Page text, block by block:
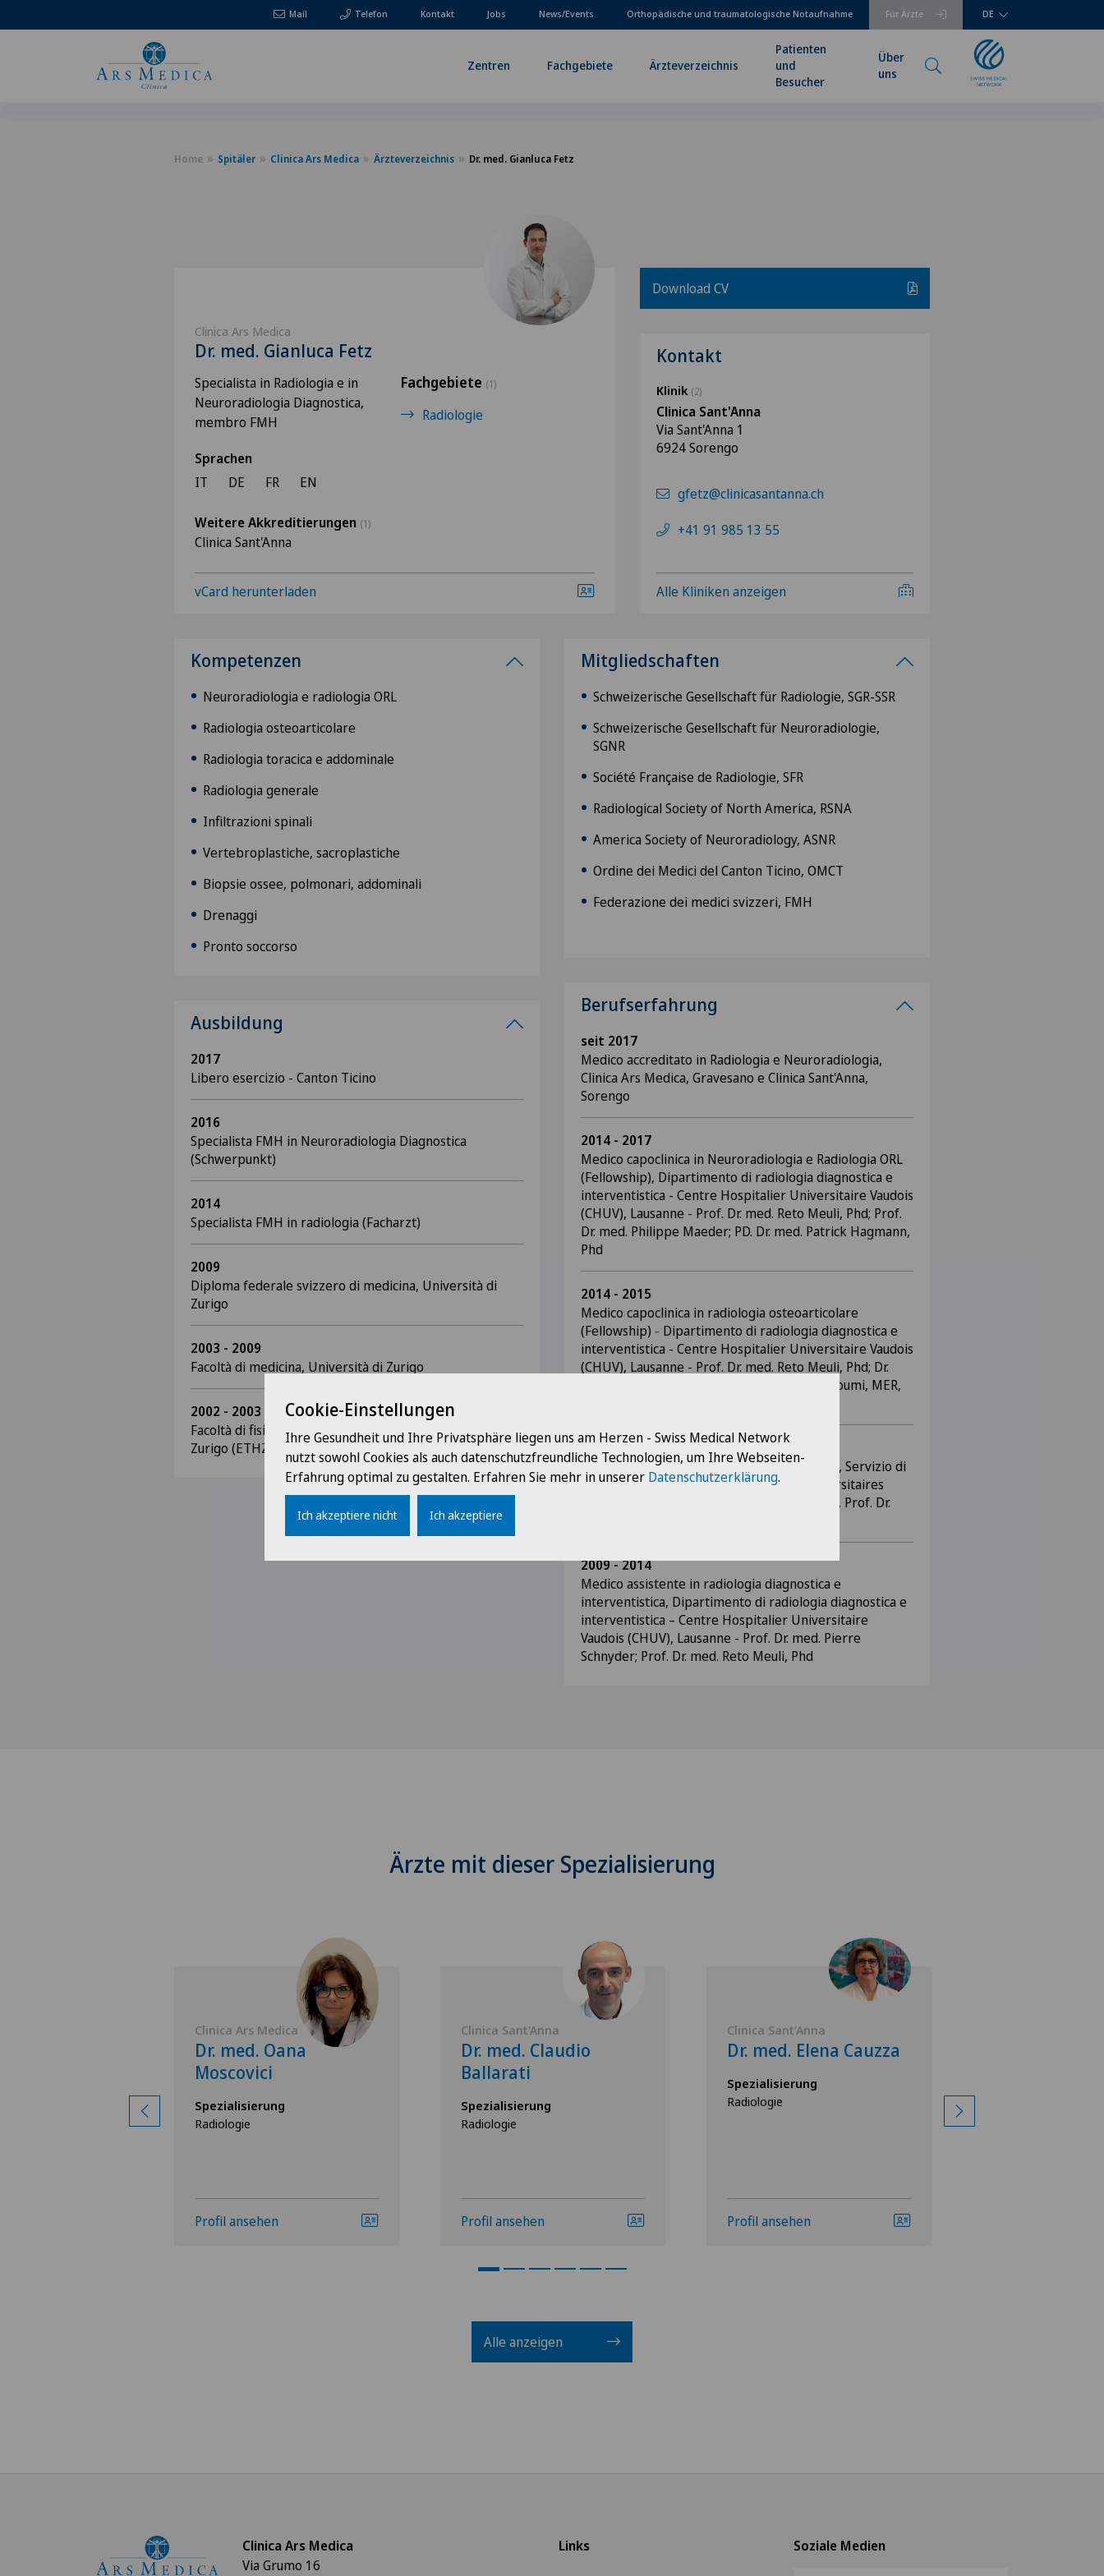
Mail Telefon Für Ärzte
Kontakt Jobs News/Events Orthopädische und traumatologische Notaufnahme DE
Zentren Fachgebiete Ärzteverzeichnis
Patienten
und
Besucher
Über
uns
Home Spitäler Clinica Ars Medica Ärzteverzeichnis Dr. med. Gianluca Fetz
Clinica Ars Medica
Dr. med. Gianluca Fetz
Specialista in Radiologia e in
Neuroradiologia Diagnostica,
membro FMH
Sprachen
IT
DE FR EN
Fachgebiete (1)
Radiologie
Weitere Akkreditierungen (1)
Clinica Sant'Anna
vCard herunterladen
Download CV
Kontakt
Klinik (2)
Clinica Sant'Anna
Via Sant'Anna 1
6924 Sorengo
gfetz@clinicasantanna.ch
+41 91 985 13 55
Alle Kliniken anzeigen
Kompetenzen
Neuroradiologia e radiologia ORL
Radiologia osteoarticolare
Radiologia toracica e addominale
Radiologia generale
Infiltrazioni spinali
Vertebroplastiche, sacroplastiche
Biopsie ossee, polmonari, addominali
Drenaggi
Pronto soccorso
Ausbildung
2017
Libero esercizio - Canton Ticino
2016
Specialista FMH in Neuroradiologia Diagnostica
(Schwerpunkt)
2014
Specialista FMH in radiologia (Facharzt)
2009
Diploma federale svizzero di medicina, Università di
Zurigo
2003 - 2009
Facoltà di medicina, Università di Zurigo
2002 - 2003
Facoltà di fisica e matematica, Politecnico federale di
Zurigo (ETHZ)
Mitgliedschaften
Schweizerische Gesellschaft für Radiologie, SGR-SSR
Schweizerische Gesellschaft für Neuroradiologie,
SGNR
Société Française de Radiologie, SFR
Radiological Society of North America, RSNA
America Society of Neuroradiology, ASNR
Ordine dei Medici del Canton Ticino, OMCT
Federazione dei medici svizzeri, FMH
Berufserfahrung
seit 2017
Medico accreditato in Radiologia e Neuroradiologia,
Clinica Ars Medica, Gravesano e Clinica Sant'Anna,
Sorengo
2014 - 2017
Medico capoclinica in Neuroradiologia e Radiologia ORL
(Fellowship), Dipartimento di radiologia diagnostica e
interventistica - Centre Hospitalier Universitaire Vaudois
(CHUV), Lausanne - Prof. Dr. med. Reto Meuli, Phd; Prof.
Dr. med. Philippe Maeder; PD. Dr. med. Patrick Hagmann,
Phd
2014 - 2015
Medico capoclinica in radiologia osteoarticolare
(Fellowship) - Dipartimento di radiologia diagnostica e
interventistica - Centre Hospitalier Universitaire Vaudois
(CHUV), Lausanne - Prof. Dr. med. Reto Meuli, Phd; Dr.
med. Fabio Becce, MER; Dr. med. Patrick Omoumi, MER,
2014
Medico interno in radiologia osteoarticolare, Servizio di
Radiologia - Hôpital Cochin, Hopitaux Universitaires
Paris Centre, Paris - Prof. Dr. Jean-Luc Drapé, Prof. Dr.
2009 - 2014
Medico assistente in radiologia diagnostica e
interventistica, Dipartimento di radiologia diagnostica e
interventistica – Centre Hospitalier Universitaire
Vaudois (CHUV), Lausanne - Prof. Dr. med. Pierre
Schnyder; Prof. Dr. med. Reto Meuli, Phd
Ärzte mit dieser Spezialisierung
Clinica Ars Medica
Dr. med. Oana
Moscovici
Spezialisierung
Radiologie
Profil ansehen
Clinica Sant'Anna
Dr. med. Claudio
Ballarati
Spezialisierung
Radiologie
Profil ansehen
Clinica Sant'Anna
Dr. med. Elena Cauzza
Spezialisierung
Radiologie
Profil ansehen
Alle anzeigen
Soziale Medien
Links
Clinica Ars Medica
Via Grumo 16
Cookie-Einstellungen
Ihre Gesundheit und Ihre Privatsphäre liegen uns am Herzen - Swiss Medical Network
nutzt sowohl Cookies als auch datenschutzfreundliche Technologien, um Ihre Webseiten-
Erfahrung optimal zu gestalten. Erfahren Sie mehr in unserer Datenschutzerklärung.
Ich akzeptiere nicht Ich akzeptiere